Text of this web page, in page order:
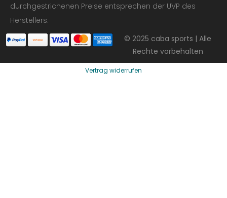
durchgestrichenen Preise entsprechen der UVP des
Herstellers.
© 2025 caba sports | Alle
Rechte vorbehalten
Vertrag widerrufen